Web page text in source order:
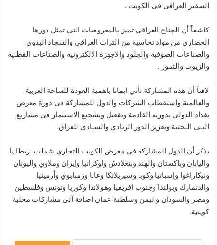
السفير العراقي في الكويت .
كاشفاً أن الجناح العراقي تميز بالمعروضات التي تمثل دورها
الحضاري من مواد نحاسية من التراث العراقي والسجاد اليدوي
والصناعات الصوفية والجلود والاجهزة الالكترونية والصناعات القطنية
والزيوت والتمور .
لافتاً أن هذه المشاركة تأتي ايمانا باهمية العودة للساحة العربية
والعالمية واستقطاب الشركات والدول للمشاركة في دورة معرض
بغداد الدولي بدورته القادمة وتفعيل وتشجيع الاستثمار في مشاريع
البنى التحتية وتعزيز الدور الريادي والسيادي للعراق.
يذكر أن الدول المشاركة في معرض الكويت التجاري شملت بريطانيا
واليابان وباكستان والهند وبنغلادش واوكرانيا وإيران وملاوي واليونان
ونيكاراغوا وإسبانيا وكوبا وسيريلانكا وغانا وزمبابوي وأرمينيا
والدنمارك وبولندا ًوجنوب افريقيا وهولاندا وكوريا وتونس وفلسطين
ومصر والسودان واليمن وسلطنة عمان اضافة آلى مشاركات محلية
كويتية.